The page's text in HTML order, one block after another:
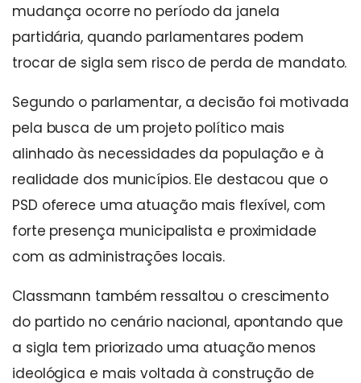
mudança ocorre no período da janela
partidária, quando parlamentares podem
trocar de sigla sem risco de perda de mandato.
Segundo o parlamentar, a decisão foi motivada
pela busca de um projeto político mais
alinhado às necessidades da população e à
realidade dos municípios. Ele destacou que o
PSD oferece uma atuação mais flexível, com
forte presença municipalista e proximidade
com as administrações locais.
Classmann também ressaltou o crescimento
do partido no cenário nacional, apontando que
a sigla tem priorizado uma atuação menos
ideológica e mais voltada à construção de